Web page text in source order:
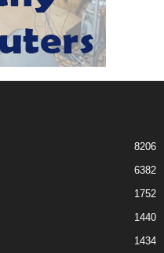
8206
6382
1752
1440
1434